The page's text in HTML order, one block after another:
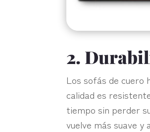
2.
Los sofás de cuero
calidad es
tiempo sin perder
vuelve más suave